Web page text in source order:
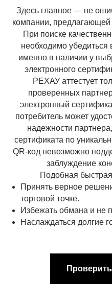
Здесь главное — не
компании,
При поиске
необходимо убедиться
именно в наличии у
электронного
РЕХАУ аттестует
проверенных
электронный
потребитель может
надежности
сертификата по
QR-код невозможно
заблуждение
Подобная
Принять верное
торговой точке.
Избежать обмана и не
Наслаждаться долгие